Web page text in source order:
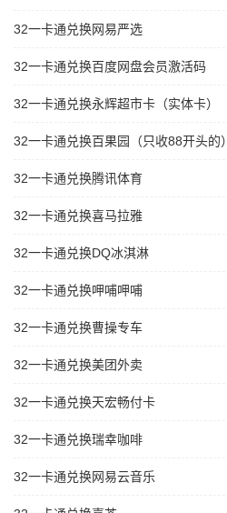
32一卡通兑换网易严选
32一卡通兑换百度网盘会员激活码
32一卡通兑换永辉超市卡（实体卡）
32一卡通兑换百果园（只收88开头的）
32一卡通兑换腾讯体育
32一卡通兑换喜马拉雅
32一卡通兑换DQ冰淇淋
32一卡通兑换呷哺呷哺
32一卡通兑换曹操专车
32一卡通兑换美团外卖
32一卡通兑换天宏畅付卡
32一卡通兑换瑞幸咖啡
32一卡通兑换网易云音乐